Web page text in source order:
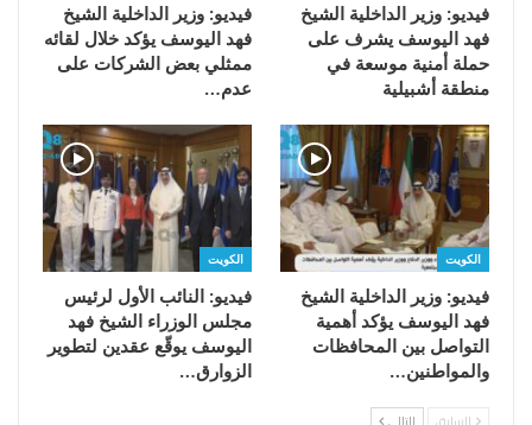
فيديو: وزير الداخلية الشيخ
فهد اليوسف يشرف على
حملة أمنية موسعة في
منطقة أشبيلية
فيديو: وزير الداخلية الشيخ
فهد اليوسف يؤكد خلال لقائه
ممثلي بعض الشركات على
عدم…
الكويت
فيديو: وزير الداخلية الشيخ
فهد اليوسف يؤكد أهمية
التواصل بين المحافظات
والمواطنين…
الكويت
فيديو: النائب الأول لرئيس
مجلس الوزراء الشيخ فهد
اليوسف يوقّع عقدين لتطوير
الزوارق…